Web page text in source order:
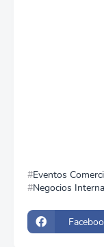
Eventos
Negocios